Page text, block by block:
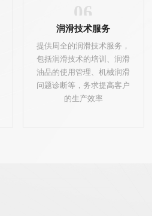
06
润滑技术服务
提供周全的润滑技术服务，
包括润滑技术的培训、润滑
油品的使用管理、机械润滑
问题诊断等，务求提高客户
的生产效率